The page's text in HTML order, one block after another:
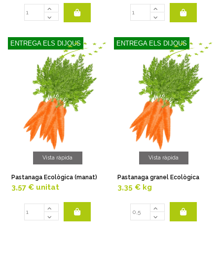
ENTREGA ELS DIJOUS
Vista ràpida
Pastanaga Ecològica (manat)
3,57 € unitat
ENTREGA ELS DIJOUS
Vista ràpida
Pastanaga granel Ecològica
3,35 € kg